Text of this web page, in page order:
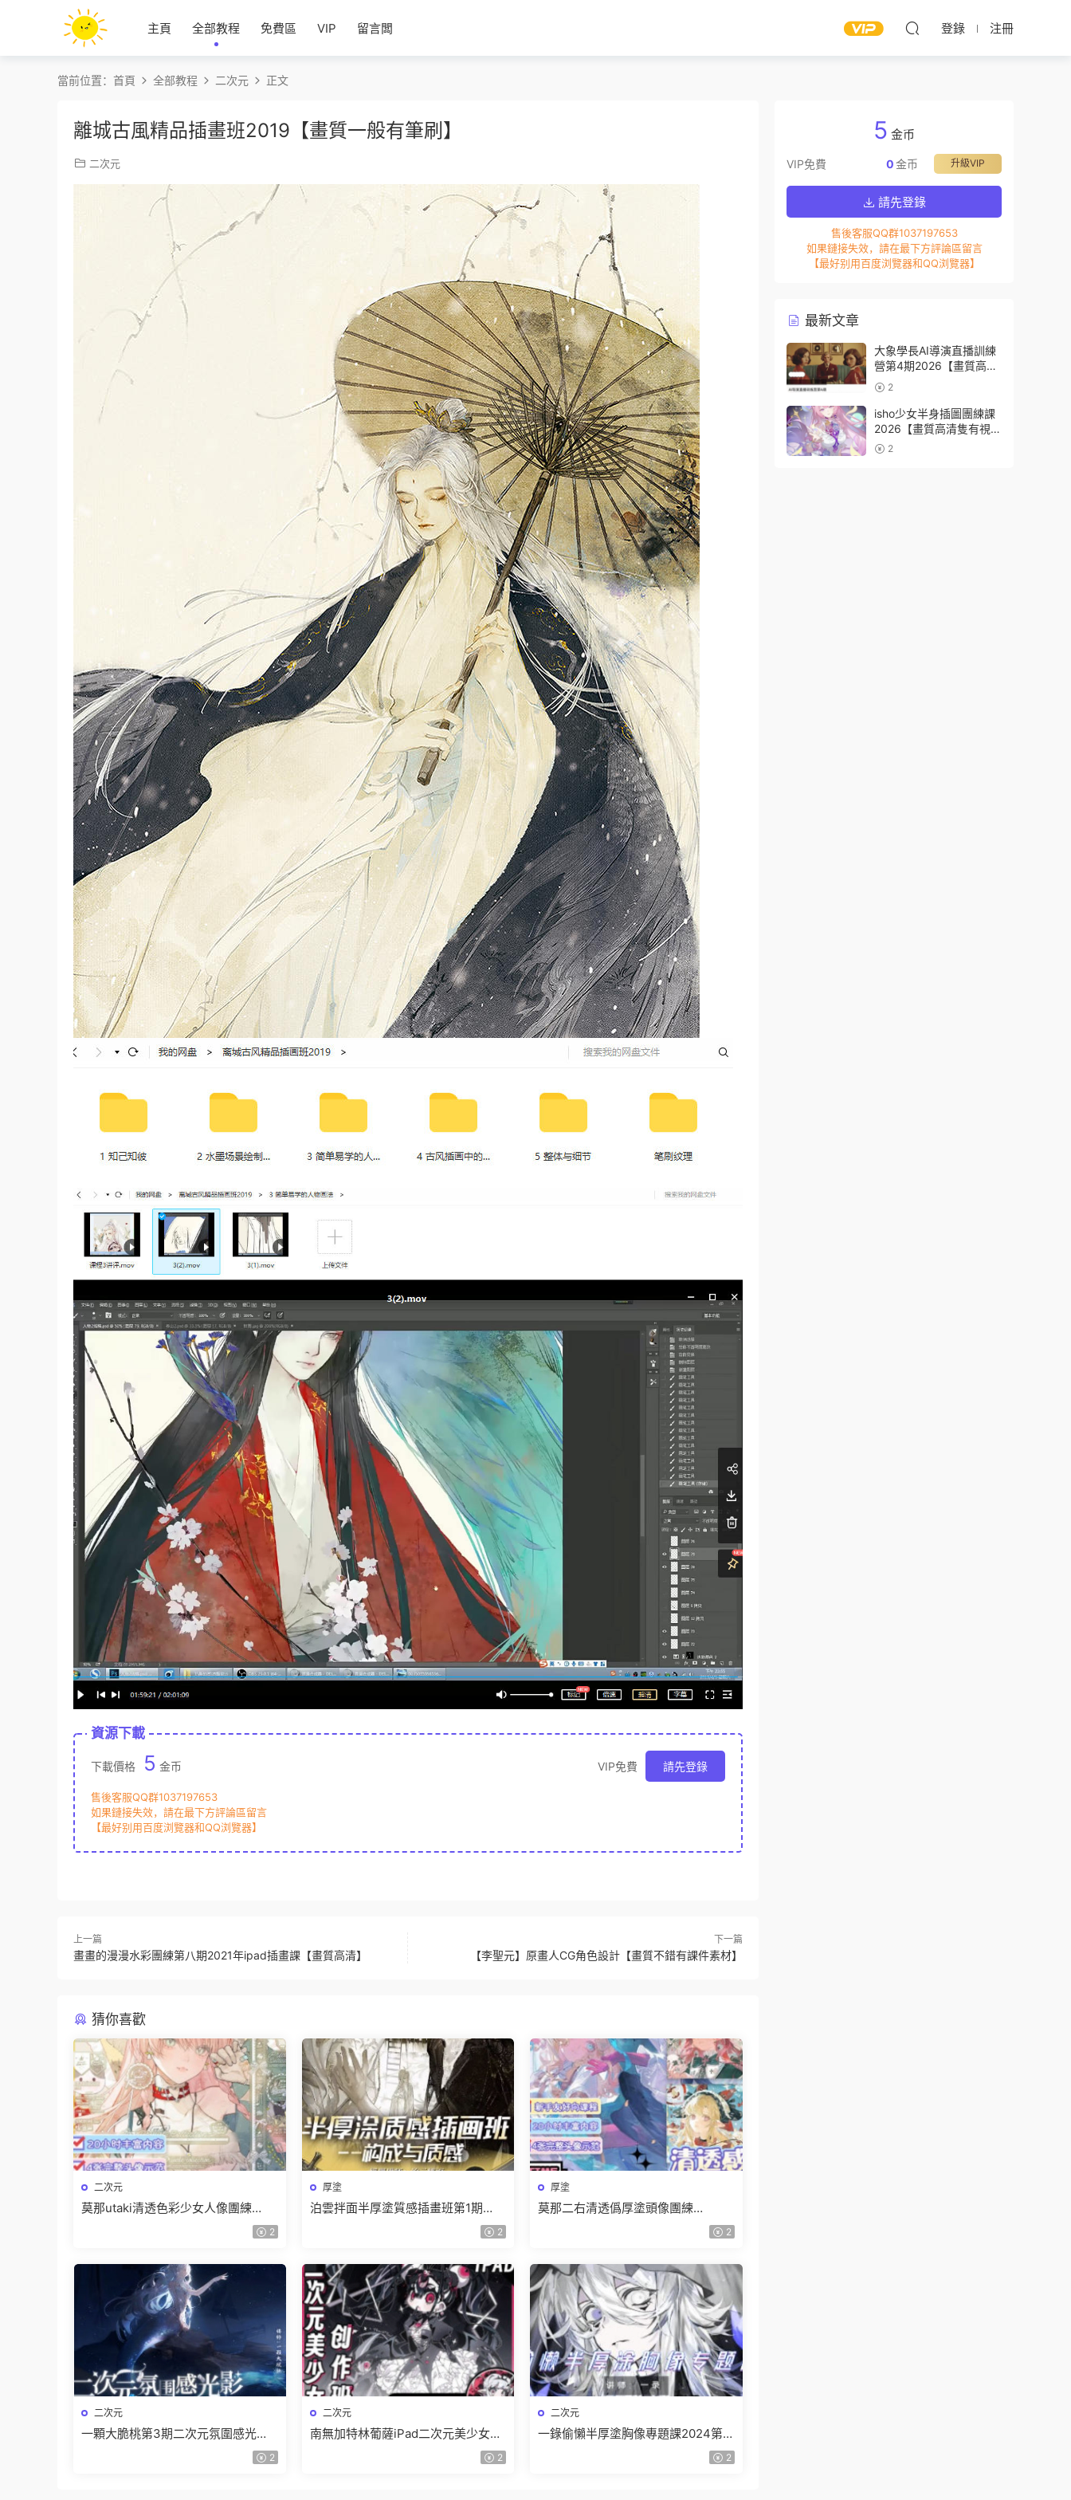
主頁 全部教程 免費區 VIP 留言闆 登錄 注冊
當前位置： 首頁 全部教程 二次元 正文
離城古風精品插畫班2019【畫質一般有筆刷】
二次元
資源下載
下載價格 5 金币 VIP免費 請先登錄
售後客服QQ群1037197653
如果鏈接失效，請在最下方評論區留言
【最好别用百度浏覽器和QQ浏覽器】
上一篇
畫畫的漫漫水彩團練第八期2021年ipad插畫課【畫質高清】
下一篇
【李聖元】原畫人CG角色設計【畫質不錯有課件素材】
猜你喜歡
二次元
莫那utaki清透色彩少女人像團練
2
厚塗
泊雲拌面半厚塗質感插畫班第1期
2
厚塗
莫那二右清透僞厚塗頭像團練
2025【畫質高清有課件和筆刷】
2
二次元
一顆大脆桃第3期二次元氛圍感光影
特訓班2024【畫質高清隻有視頻】
2
二次元
南無加特林葡薩iPad二次元美少女創
作班2024【畫質高清隻有視頻】
2
二次元
一錄偷懶半厚塗胸像專題課2024第1
2
5 金币
VIP免費 升級VIP
0金币
請先登錄
售後客服QQ群1037197653
如果鏈接失效，請在最下方評論區留言
【最好别用百度浏覽器和QQ浏覽器】
最新文章
大象學長AI導演直播訓練
營第4期2026【畫質高清
有資料】
2
isho少女半身插圖團練課
2026【畫質高清隻有視
頻】
2